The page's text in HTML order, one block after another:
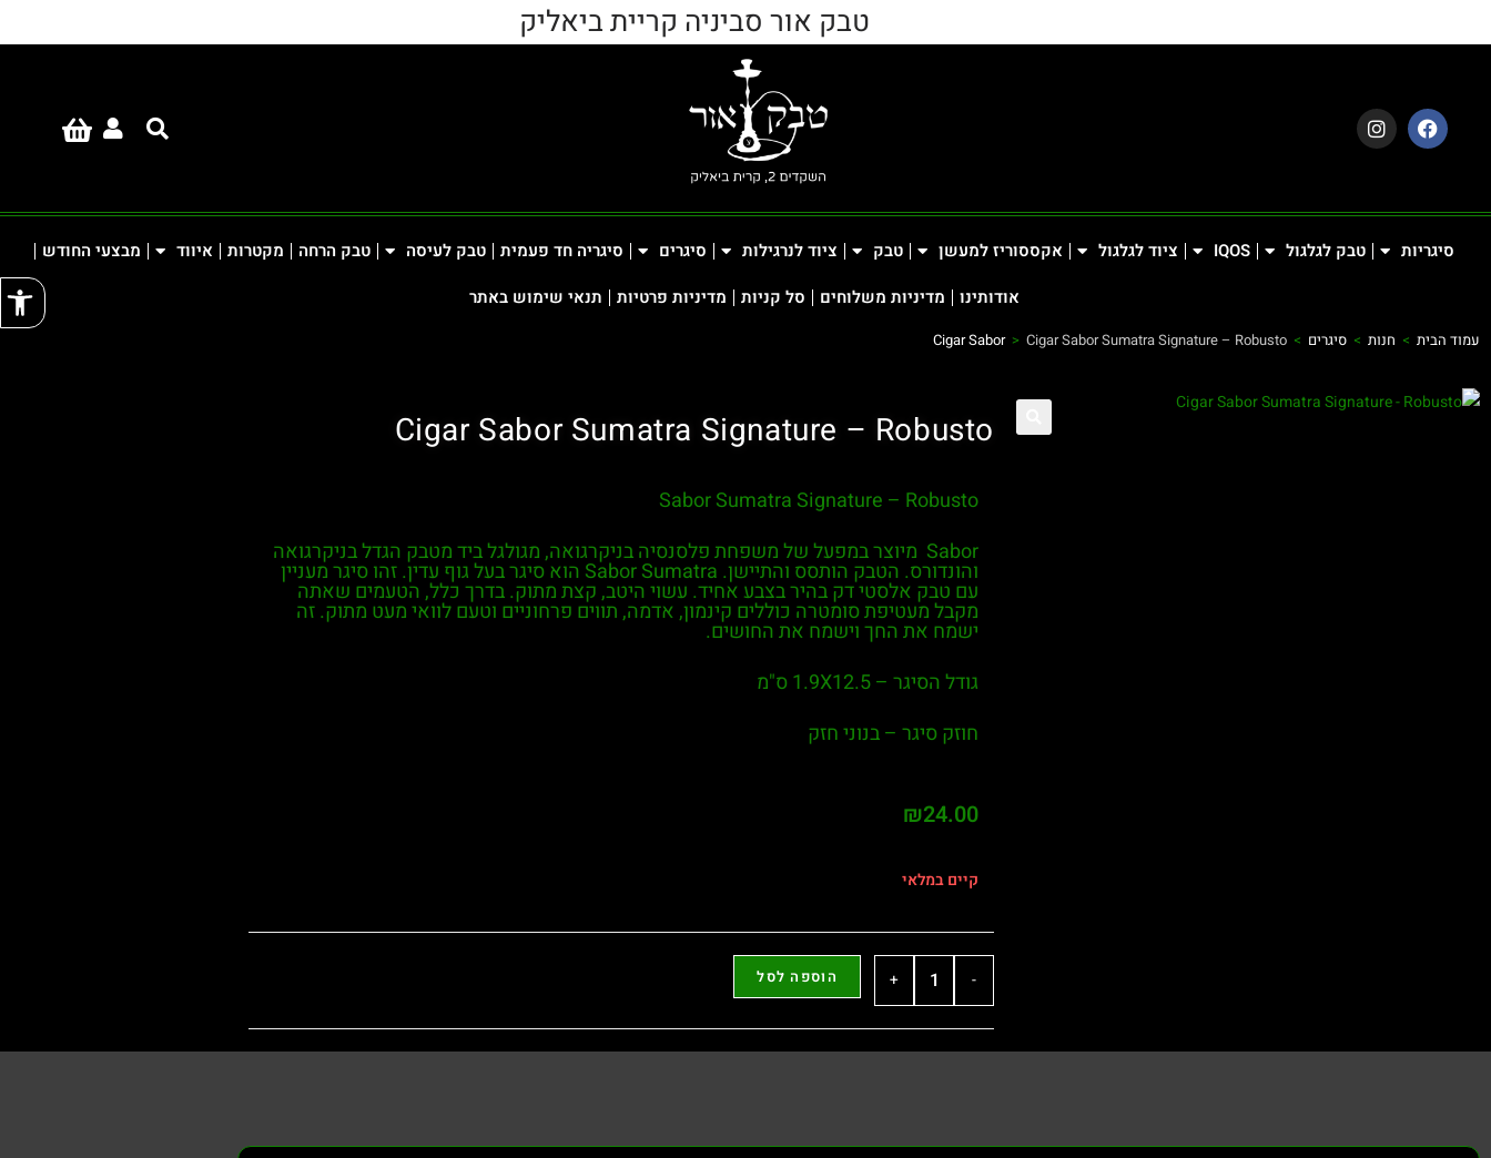
טבק אור סביניה קריית ביאליק
סיגריות טבק לגלגול IQOS ציוד לגלגול אקססוריז למעשן טבק ציוד לנרגילות סיגרים סיגריה חד פעמית טבק לעיסה טבק הרחה מקטרות איווד
מבצעי החודש
אודותינו
מדיניות משלוחים סל קניות מדיניות פרטיות תנאי שימוש באתר
עמוד הבית > חנות > סיגרים >
Cigar Sabor > Cigar Sabor Sumatra Signature – Robusto
Cigar Sabor Sumatra Signature – Robusto
Sabor Sumatra Signature – Robusto
Sabor מיוצר במפעל של משפחת פלסנסיה בניקרגואה, מגולגל ביד מטבק הגדל בניקרגואה
והונדורס. הטבק הותסס והתיישן. Sabor Sumatra הוא סיגר בעל גוף עדין. זהו סיגר מעניין
עם טבק אלסטי דק בהיר בצבע אחיד. עשוי היטב, קצת מתוק. בדרך כלל, הטעמים שאתה
מקבל מעטיפת סומטרה כוללים קינמון, אדמה, תווים פרחוניים וטעם לוואי מעט מתוק. זה
ישמח את החך וישמח את החושים.
גודל הסיגר – 1.9X12.5 ס"מ
חוזק סיגר – בנוני חזק
₪24.00
קיים במלאי
-
+ הוספה לסל